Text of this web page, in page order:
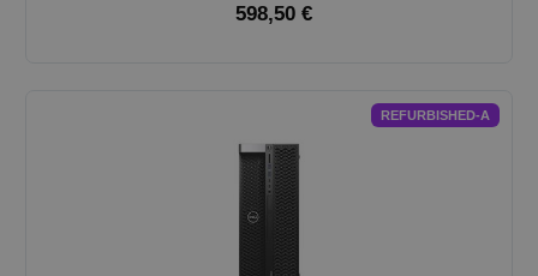
598,50 €
REFURBISHED-A